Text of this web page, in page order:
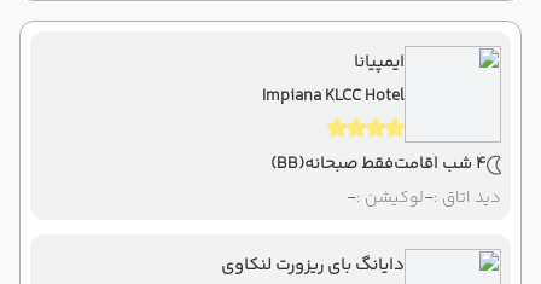
ایمپیانا
Impiana KLCC Hotel
4 شب اقامت فقط صبحانه(BB)
دید اتاق :-لوکیشن :-
دایانگ بای ریزورت لنکاوی